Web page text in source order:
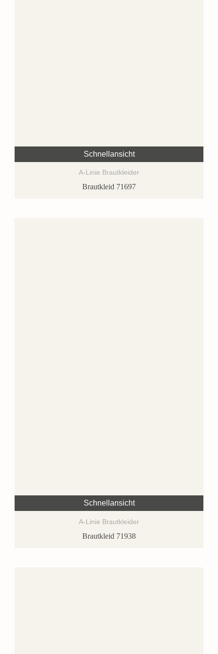
Schnellansicht
A-Linie Brautkleider
Brautkleid 71697
Schnellansicht
A-Linie Brautkleider
Brautkleid 71938